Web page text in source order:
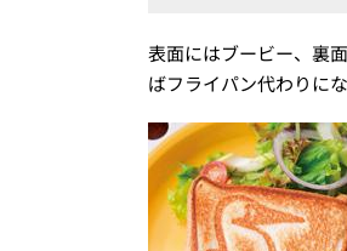
表面にはブービー、裏
ばフライパン代わりに